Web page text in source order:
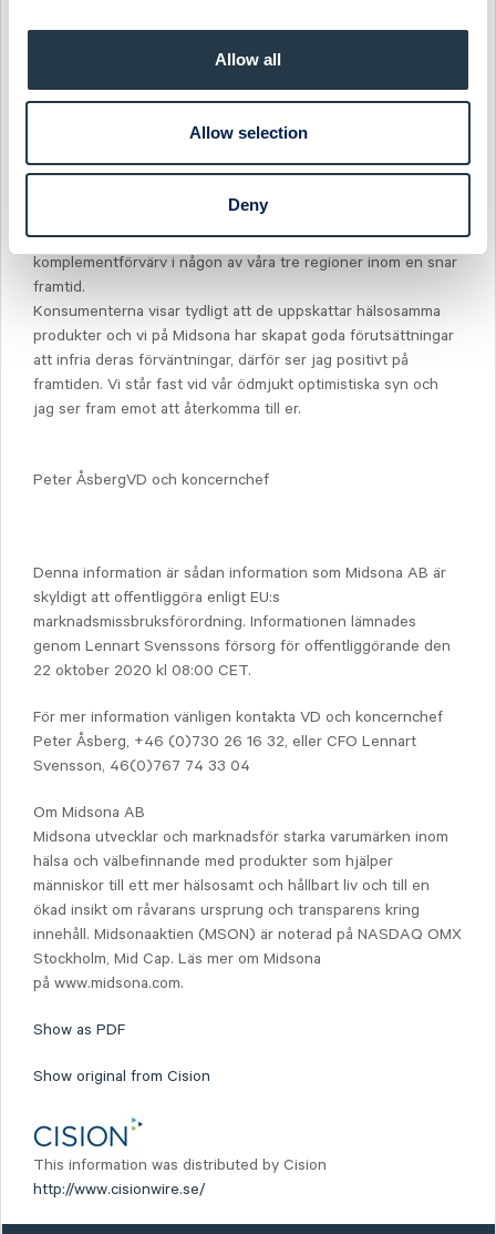
Allow all
Allow selection
Deny
startade bra i september i vår regi.
förvärv i Europa. Förvärvet av System Frugt gör Midsona till
en ännu stakare aktör inom hälsa och välbefinnande, och blir
uppstått fina förvärvsmöjligheter i pandemins spår och jag
hoppas att vi i enlighet med vår strategi kan göra ytterligare
komplementförvärv i någon av våra tre regioner inom en snar
framtid.
Konsumenterna visar tydligt att de uppskattar hälsosamma
produkter och vi på Midsona har skapat goda förutsättningar
att infria deras förväntningar, därför ser jag positivt på
framtiden. Vi står fast vid vår ödmjukt optimistiska syn och
jag ser fram emot att återkomma till er.
Peter ÅsbergVD och koncernchef
Denna information är sådan information som Midsona AB är
skyldigt att offentliggöra enligt EU:s
marknadsmissbruksförordning. Informationen lämnades
genom Lennart Svenssons försorg för offentliggörande den
22 oktober 2020 kl 08:00 CET.
För mer information vänligen kontakta VD och koncernchef
Peter Åsberg, +46 (0)730 26 16 32, eller CFO Lennart
Svensson, 46(0)767 74 33 04
Om Midsona AB
Midsona utvecklar och marknadsför starka varumärken inom
hälsa och välbefinnande med produkter som hjälper
människor till ett mer hälsosamt och hållbart liv och till en
ökad insikt om råvarans ursprung och transparens kring
innehåll. Midsonaaktien (MSON) är noterad på NASDAQ OMX
Stockholm, Mid Cap. Läs mer om Midsona
på www.midsona.com.
Show as PDF
Show original from Cision
This information was distributed by Cision
http://www.cisionwire.se/